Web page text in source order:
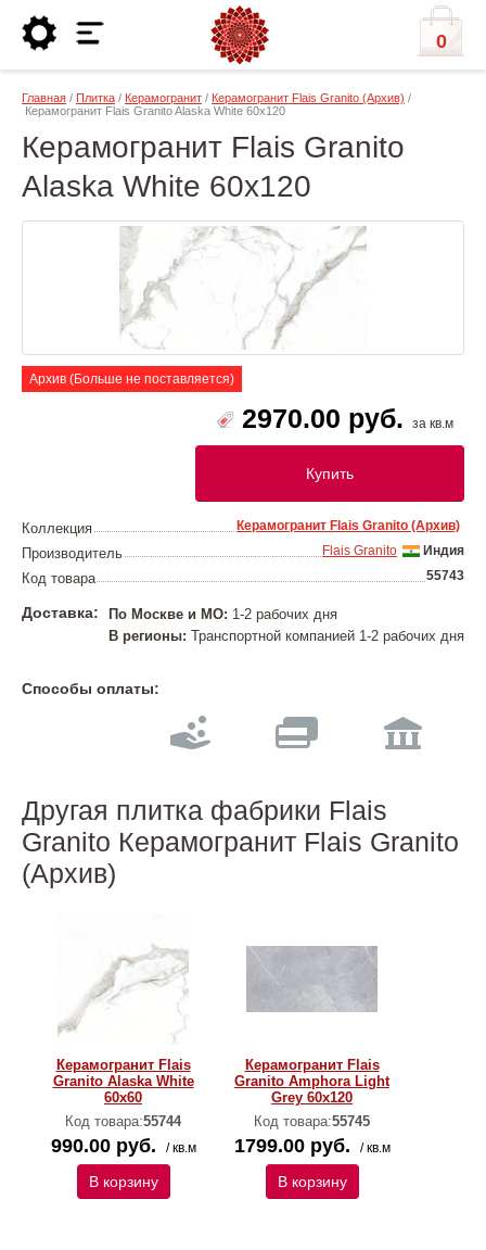
0
Главная / Плитка / Керамогранит / Керамогранит Flais Granito (Архив) /
Керамогранит Flais Granito Alaska White 60х120
Керамогранит Flais Granito
Alaska White 60х120
Архив (Больше не поставляется)
2970.00 руб. за кв.м
Купить
Коллекция Керамогранит Flais Granito (Архив)
Производитель Индия
Flais Granito
Код товара 55743
Доставка: По Москве и МО: 1-2 рабочих дня
В регионы: Транспортной компанией 1-2 рабочих дня
Способы оплаты:
Другая плитка фабрики Flais
Granito Керамогранит Flais Granito
(Архив)
Керамогранит Flais
Granito Alaska White
60х60
Код товара:55744
990.00 руб. / кв.м
В корзину
Керамогранит Flais
Granito Amphora Light
Grey 60х120
Код товара:55745
1799.00 руб. / кв.м
В корзину